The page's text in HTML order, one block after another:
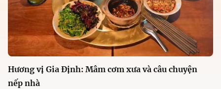
Hương vị Gia Định: Mâm cơm xưa và câu chuyện
nếp nhà